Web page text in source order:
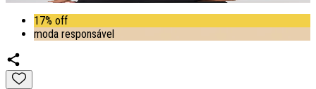
17% off
moda responsável